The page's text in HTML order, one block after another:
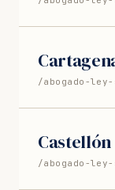
/abogado-
Castellón
/abogado-